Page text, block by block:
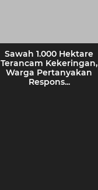
Sawah 1.000 Hektare
Terancam Kekeringan,
Warga Pertanyakan
Respons...